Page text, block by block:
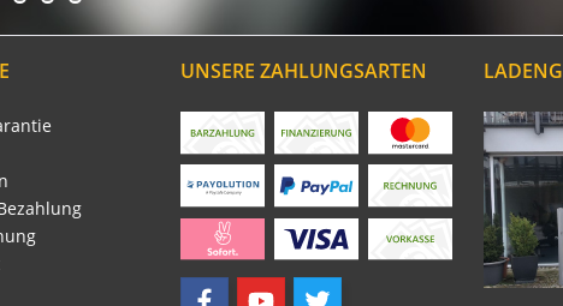
UNSERE ZAHLUNGSARTEN